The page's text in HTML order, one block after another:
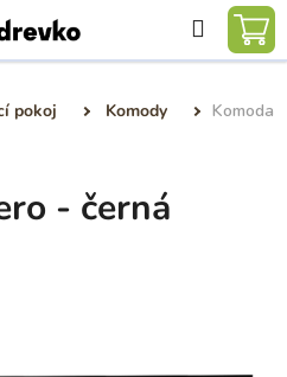
Hledat
pokoj Komody
Komoda
- černá